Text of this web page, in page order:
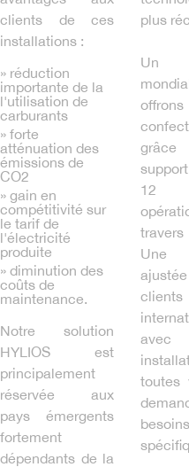
clients de ces
installations :
» réduction
importante de la
l'utilisation de
carburants
» forte
atténuation des
émissions de
CO2
» gain en
compétitivité sur
le tarif de
l'électricité
produite
» diminution des
coûts de
maintenance.
Notre solution
HYLIOS est
principalement
réservée aux
pays émergents
fortement
dépendants de la
plus
Un
12
travers
Une
clients
toutes
besoins